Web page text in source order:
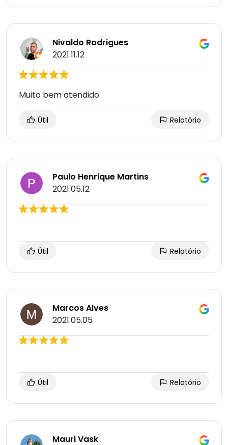
Nivaldo Rodrigues
2021.11.12
Muito bem atendido
Útil Relatório
Paulo Henrique Martins
2021.05.12
Útil Relatório
Marcos Alves
2021.05.05
Útil Relatório
Mauri Vask